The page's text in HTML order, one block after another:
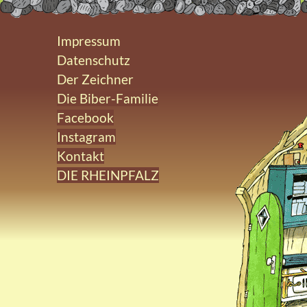
Impressum
Datenschutz
Der Zeichner
Die Biber-Familie
Facebook
Instagram
Kontakt
DIE RHEINPFALZ